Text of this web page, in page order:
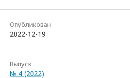
Опубликован
2022-12-19
Выпуск
№ 4 (2022)